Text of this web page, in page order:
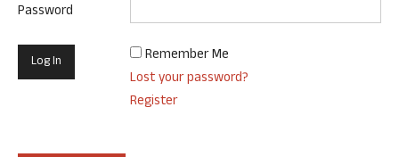
Password
Remember Me
Lost your password?
Register